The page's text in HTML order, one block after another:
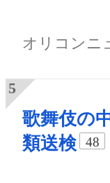
オリコンニ
歌舞伎の
類送検
48